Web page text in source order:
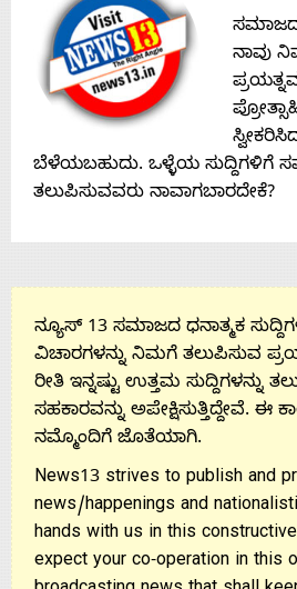
ಸಮಾಜದ
ನಾವು
ಬೆಳೆಯಬಹುದು. ಒಳ್ಳೆಯ ಸುದ್ದಿಗಳಿಗೆ
ತಲುಪಿಸುವವರು ನಾವಾಗಬಾರದೇಕೆ?
ನ್ಯೂಸ್ 13 ಸಮಾಜದ ಧನಾತ್ಮಕ
ವಿಚಾರಗಳನ್ನು ನಿಮಗೆ ತಲುಪಿಸುವ
ರೀತಿ ಇನ್ನಷ್ಟು ಉತ್ತಮ ಸುದ್ದಿಗಳನ್ನು
ಸಹಕಾರವನ್ನು ಅಪೇಕ್ಷಿಸುತ್ತಿದ್ದೇವೆ. ಈ
ನಮ್ಮೊಂದಿಗೆ ಜೊತೆಯಾಗಿ.
News13 strives to publish and
news/happenings and
hands with us in this
expect your co-operation in this